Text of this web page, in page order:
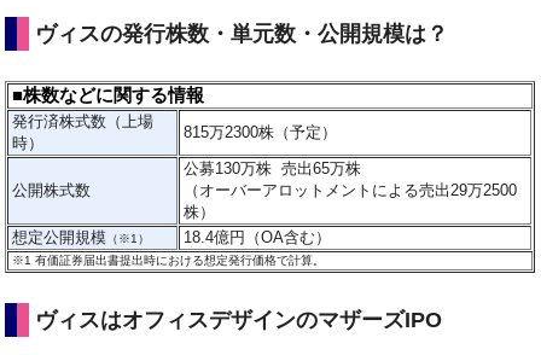
ヴィスの発行株数・単元数・公開規模は？
■株数などに関する情報
発行済株式数（上場
時）
815万2300株（予定）
公開株式数
公募130万株 売出65万株
（オーバーアロットメントによる売出29万2500
株）
想定公開規模 （※1） 18.4億円（OA含む）
※1有価証券届出書提出時における想定発行価格で計算。
ヴィスはオフィスデザインのマザーズIPO